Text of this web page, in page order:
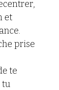
et
prise
te
tu